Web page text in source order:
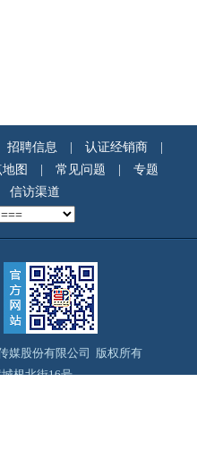
招聘信息 认证经销商
图 常见问题
专题
信访渠道
媒股份有限公司 版权所有
根北街16号